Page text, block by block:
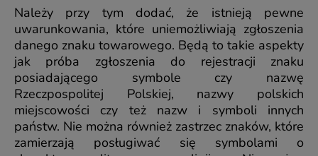
Należy przy tym dodać, że istnieją pewne
uwarunkowania, które uniemożliwiają zgłoszenia
danego znaku towarowego. Będą to takie aspekty
jak próba zgłoszenia do rejestracji znaku
posiadającego symbole czy nazwę
Rzeczpospolitej Polskiej, nazwy polskich
miejscowości czy też nazw i symboli innych
państw. Nie można również zastrzec znaków, które
zamierzają posługiwać się symbolami o